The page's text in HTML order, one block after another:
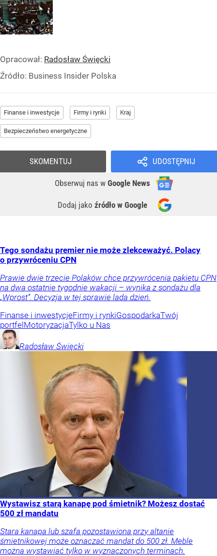
Opracował: Radosław Święcki
Źródło: Business Insider Polska
Finanse i inwestycje Firmy i rynki Kraj
Bezpieczeństwo energetyczne
UDOSTĘPNIJ
Obserwuj nas w Google News
Dodaj jako źródło w Google
SKOMENTUJ
Tego sondażu premier nie może zlekceważyć. Polacy
o przywróceniu CPN
Prawie dwie trzecie Polaków chce przywrócenia pakietu CPN
na dwa ostatnie tygodnie wakacji – wynika z sondażu dla
„Wprost”. Decyzja w tej sprawie lada dzień.
Finanse i inwestycjeFirmy i rynkiGospodarkaTwój
portfelMotoryzacjaTylko u Nas
Radosław Święcki
Wystawisz starą kanapę pod śmietnik? Możesz dostać
500 zł mandatu
Stara kanapa lub szafa pozostawiona przy altanie
śmietnikowej może oznaczać mandat do 500 zł. Meble
można wystawiać tylko w wyznaczonych terminach.